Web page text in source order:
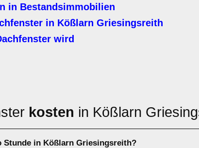
in Bestandsimmobilien
in Kößlarn Griesingsreith
wird
kosten in Kößlarn
Stunde in Kößlarn Griesingsreith?